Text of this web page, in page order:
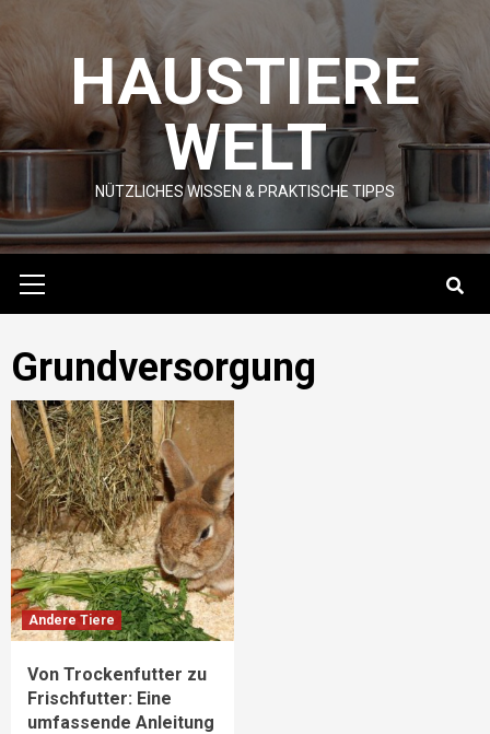
content HAUSTIERE
WELT
NÜTZLICHES WISSEN & PRAKTISCHE TIPPS
Menu
Grundversorgung
Andere Tiere
Von Trockenfutter zu
Frischfutter: Eine
umfassende Anleitung